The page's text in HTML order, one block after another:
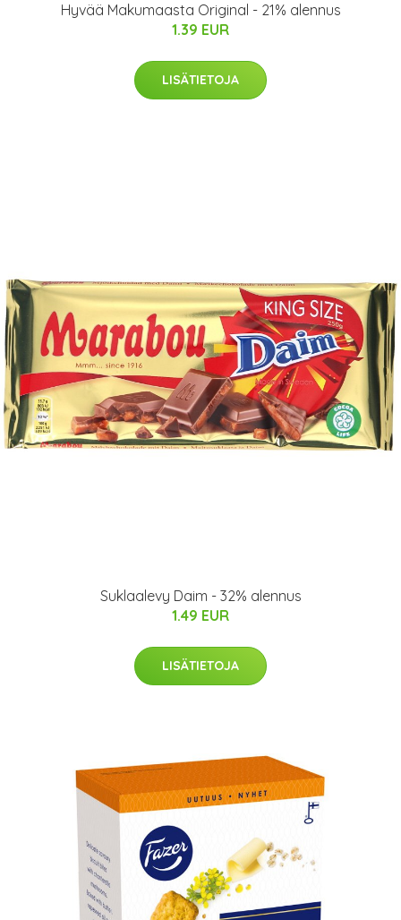
Hyvää Makumaasta Original - 21% alennus
1.39 EUR
LISÄTIETOJA
Suklaalevy Daim - 32% alennus
1.49 EUR
LISÄTIETOJA